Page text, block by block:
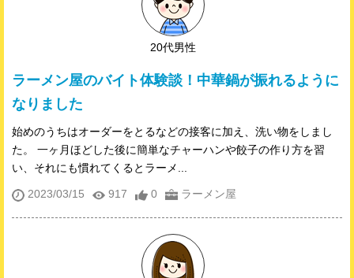
20代男性
ラーメン屋のバイト体験談！中華鍋が振れるように
なりました
始めのうちはオーダーをとるなどの接客に加え、洗い物をしまし
た。 一ヶ月ほどした後に簡単なチャーハンや餃子の作り方を習
い、それにも慣れてくるとラーメ...
2023/03/15 917 0 ラーメン屋